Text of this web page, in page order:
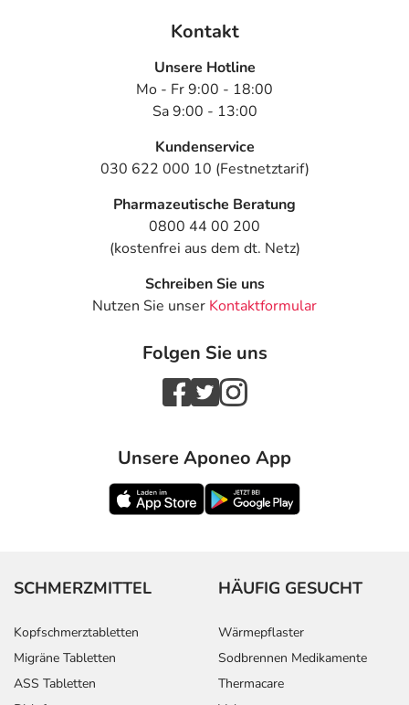
- Flüssigkeitsmangel (Dehydratation)
Bemerken Sie eine Befindlichkeitsstörung oder
Veränderung während der Behandlung, wenden Sie sich
Für die Information an dieser Stelle werden vor allem
Nebenwirkungen berücksichtigt, die bei mindestens
einem von 1.000 behandelten Patienten auftreten.
Personen Einzeldosis Gesamtdosis
folgendermaßen
Anwendungshinweise
einem Arzt oder Apotheker überschritten werden.
Art der Anwendung?
Kontakt
Unsere Hotline
Mo - Fr 9:00 - 18:00
Sa 9:00 - 13:00
Kundenservice
030 622 000 10 (Festnetztarif)
Pharmazeutische Beratung
0800 44 00 200
(kostenfrei aus dem dt. Netz)
Schreiben Sie uns
Nutzen Sie unser Kontaktformular
Folgen Sie uns
Unsere Aponeo App
SCHMERZMITTEL
Kopfschmerztabletten
Migräne Tabletten
ASS Tabletten
HÄUFIG GESUCHT
Wärmepflaster
Sodbrennen Medikamente
Thermacare